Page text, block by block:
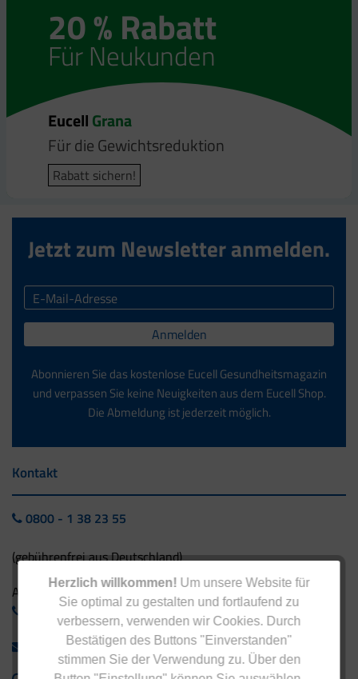
Herzlich willkommen! Um unsere Website für
Sie optimal zu gestalten und fortlaufend zu
verbessern, verwenden wir Cookies. Durch
Bestätigen des Buttons "Einverstanden"
stimmen Sie der Verwendung zu. Über den
20 % Rabatt
Für Neukunden
EucellGrana
Für die Gewichtsreduktion
Rabatt sichern!
20 % Rabatt
Für Neukunden
EucellBodyfit
Für die Gewichtsreduktion
Rabatt sichern!
Jetzt zum Newsletter anmelden.
Anmelden
Abonnieren Sie das kostenlose Eucell Gesundheitsmagazin
und verpassen Sie keine Neuigkeiten aus dem Eucell Shop.
Die Abmeldung ist jederzeit möglich.
Kontakt
0800 - 1 38 23 55
(gebührenfrei aus Deutschland)
Ausland:
+49 - 5042 940 660
info@eucell.de